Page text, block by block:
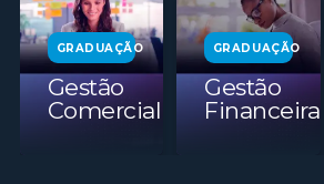
GRADUAÇÃO
Gestão
Comercial
GRADUAÇÃO
Gestão
Financeira